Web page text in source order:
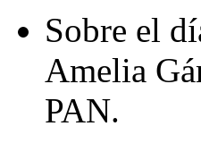
Sobre el
Amelia
PAN.